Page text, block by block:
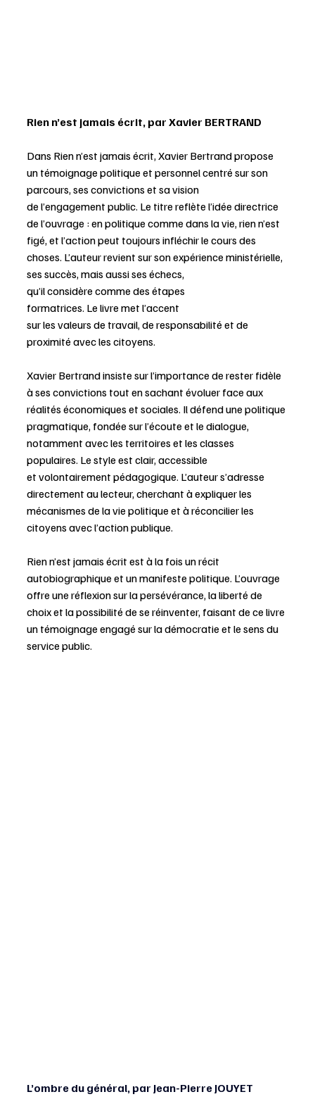
Rien n’est jamais écrit, par Xavier BERTRAND
Dans Rien n’est jamais écrit, Xavier Bertrand propose
un témoignage politique et personnel centré sur son
parcours, ses convictions et sa vision
de l’engagement public. Le titre reflète l’idée directrice
de l’ouvrage : en politique comme dans la vie, rien n’est
figé, et l’action peut toujours infléchir le cours des
choses. L’auteur revient sur son expérience ministérielle,
ses succès, mais aussi ses échecs,
qu’il considère comme des étapes
formatrices. Le livre met l’accent
sur les valeurs de travail, de responsabilité et de
proximité avec les citoyens.
Xavier Bertrand insiste sur l’importance de rester fidèle
à ses convictions tout en sachant évoluer face aux
réalités économiques et sociales. Il défend une politique
pragmatique, fondée sur l’écoute et le dialogue,
notamment avec les territoires et les classes
populaires. Le style est clair, accessible
et volontairement pédagogique. L’auteur s’adresse
directement au lecteur, cherchant à expliquer les
mécanismes de la vie politique et à réconcilier les
citoyens avec l’action publique.
Rien n’est jamais écrit est à la fois un récit
autobiographique et un manifeste politique. L’ouvrage
offre une réflexion sur la persévérance, la liberté de
choix et la possibilité de se réinventer, faisant de ce livre
un témoignage engagé sur la démocratie et le sens du
service public.
L’ombre du général, par Jean-Pierre JOUYET